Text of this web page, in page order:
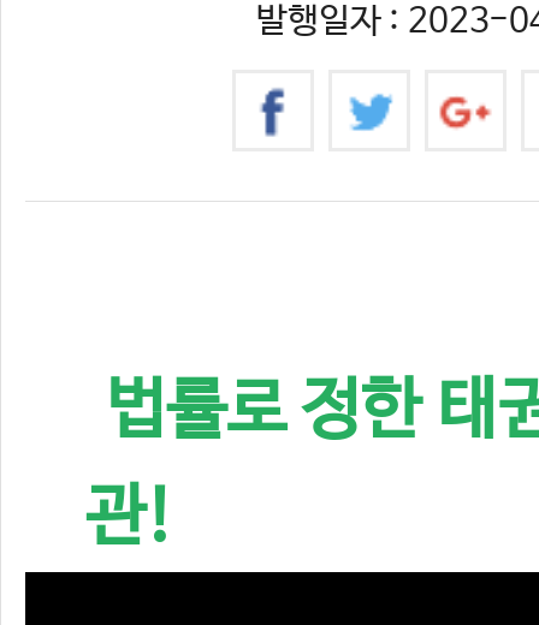
발행일자 : 2023-
법률로 정한 태
관!